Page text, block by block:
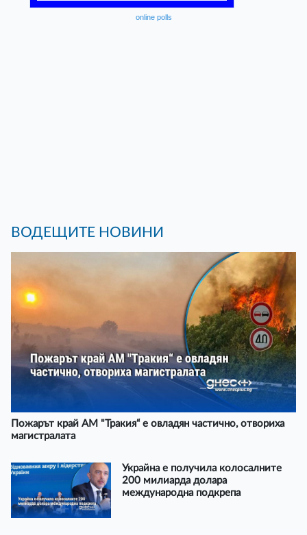
online polls
ВОДЕЩИТЕ НОВИНИ
Пожарът край АМ "Тракия“ е овладян частично, отвориха
магистралата
Украйна е получила колосалните
200 милиарда долара
международна подкрепа